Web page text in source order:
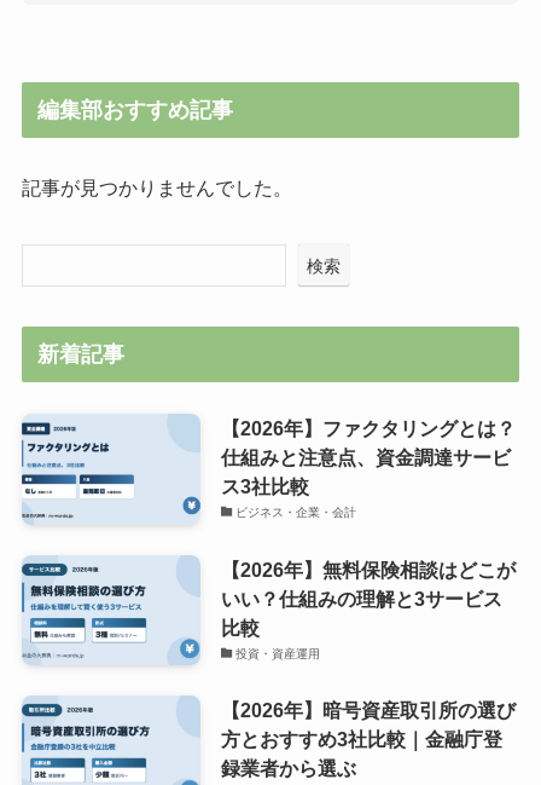
編集部おすすめ記事
記事が見つかりませんでした。
検索
新着記事
【2026年】ファクタリングとは？
仕組みと注意点、資金調達サービ
ス3社比較
ビジネス・企業・会計
【2026年】無料保険相談はどこが
いい？仕組みの理解と3サービス
比較
投資・資産運用
【2026年】暗号資産取引所の選び
方とおすすめ3社比較｜金融庁登
録業者から選ぶ